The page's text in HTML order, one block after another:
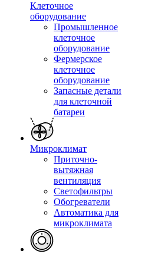
Клеточное
оборудование
Промышленное
клеточное
оборудование
Фермерское
клеточное
оборудование
Запасные детали
для клеточной
батареи
Микроклимат
Приточно-
вытяжная
вентиляция
Светофильтры
Обогреватели
Автоматика для
микроклимата